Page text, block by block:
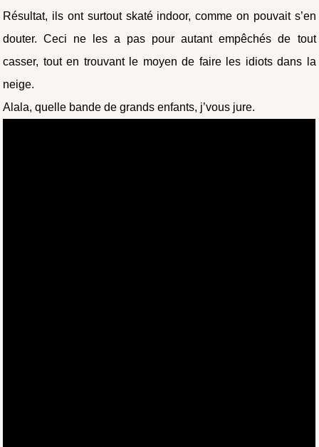
Résultat, ils ont surtout skaté indoor, comme on pouvait s’en
douter. Ceci ne les a pas pour autant empêchés de tout
casser, tout en trouvant le moyen de faire les idiots dans la
neige.
Alala, quelle bande de grands enfants, j’vous jure.